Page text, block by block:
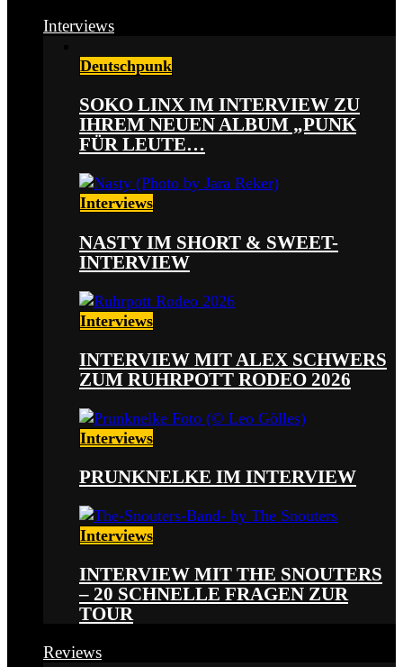
Interviews
Deutschpunk
SOKO LINX IM INTERVIEW ZU
IHREM NEUEN ALBUM „PUNK
FÜR LEUTE…
Interviews
NASTY IM SHORT & SWEET-
INTERVIEW
Interviews
INTERVIEW MIT ALEX SCHWERS
ZUM RUHRPOTT RODEO 2026
Interviews
PRUNKNELKE IM INTERVIEW
Interviews
INTERVIEW MIT THE SNOUTERS
– 20 SCHNELLE FRAGEN ZUR
TOUR
Reviews